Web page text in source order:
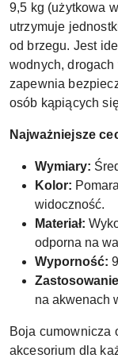
9,5 kg (użytkowa
utrzymuje
od brzegu. Jest
wodnych,
zapewnia
osób kąpiących
Najważniejsze
Wymiary:
Kolor:
widoczność.
Materiał:
odporna na
Wyporność:
na akwenach
Boja cumownicza
akcesorium dla